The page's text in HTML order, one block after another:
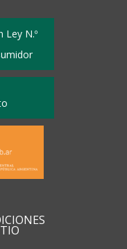
Ley N.º